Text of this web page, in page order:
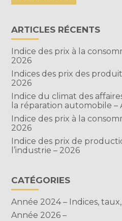
ARTICLES RÉCENTS
Indice des prix à la
2026
Indices des prix des
2026
Indice du climat des
la réparation automobile –
Indice des prix à la
2026
Indice des prix de
l’industrie – 2026
CATÉGORIES
Année 2024 – Indices,
Année 2026 –